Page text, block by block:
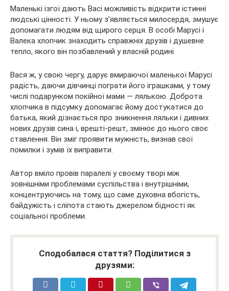
Маленькі ізгої дають Васі можливість відкрити істинні
людські цінності. У ньому з’являється милосердя, змушує
допомагати людям від щирого серця. В особі Марусі і
Валека хлопчик знаходить справжніх друзів і душевне
тепло, якого він позбавлений у власній родині.
Вася ж, у свою чергу, дарує вмираючої маленької Марусі
радість, даючи дівчинці пограти його іграшками, у тому
числі подарунком покійної мами — лялькою. Доброта
хлопчика в підсумку допомагає йому достукатися до
батька, який дізнається про зникнення ляльки і дивних
нових друзів сина і, врешті-решт, змінює до нього своє
ставлення. Він зміг проявити мужність, визнав свої
помилки і зумів їх виправити.
Автор вміло провів паралелі у своєму творі між
зовнішніми проблемами суспільства і внутрішніми,
концентруючись на тому, що саме духовна вбогість,
байдужість і сліпота стають джерелом бідності як
соціальної проблеми.
Сподобалася стаття? Поділитися з
друзями: